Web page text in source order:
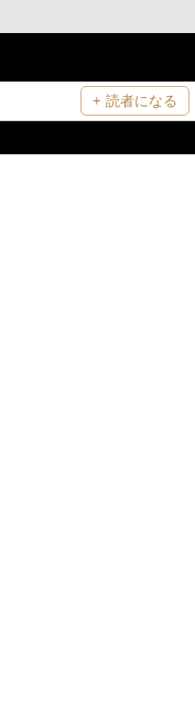
+ 読者になる